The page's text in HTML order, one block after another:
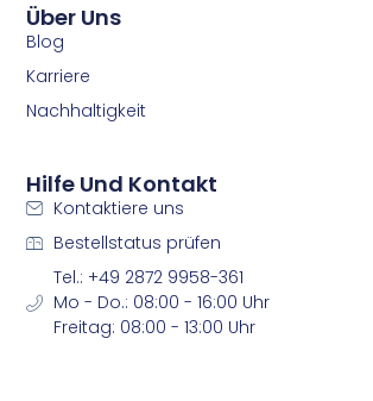
Über Uns
Blog
Karriere
Nachhaltigkeit
Hilfe Und Kontakt
Kontaktiere uns
Bestellstatus prüfen
Tel.: +49 2872 9958-361
Mo - Do.: 08:00 - 16:00 Uhr
Freitag: 08:00 - 13:00 Uhr